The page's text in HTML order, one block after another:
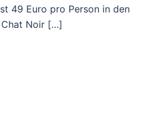
49 Euro pro Person in den
Chat Noir […]